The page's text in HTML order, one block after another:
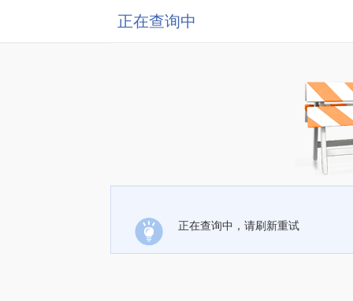
正在查询中
正在查询中，请刷新重试